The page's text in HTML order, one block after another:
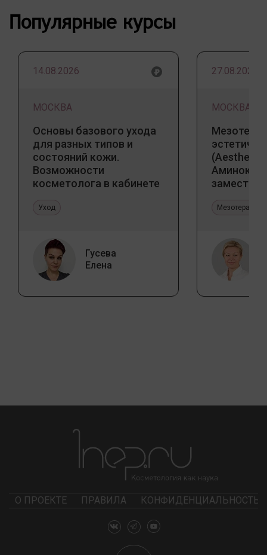
Популярные курсы
14.08.2026
МОСКВА
Основы базового ухода
для разных типов и
состояний кожи.
Возможности
косметолога в кабинете
Уход
Гусева
Елена
27.08.2026
МОСКВА
(Aesthetic
Мезотерапия
О ПРОЕКТЕ ПРАВИЛА КОНФИДЕНЦИАЛЬНОСТЬ